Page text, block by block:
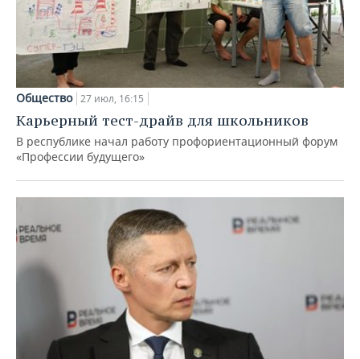
Общество 27 июл, 16:15
Карьерный тест-драйв для школьников
В республике начал работу профориентационный форум
«Профессии будущего»